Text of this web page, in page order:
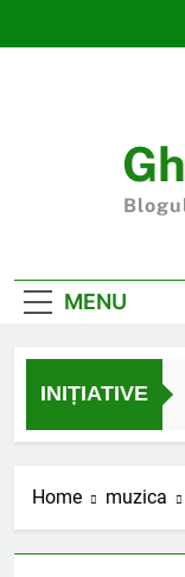
MENU
INIȚIATIVE
Home muzica